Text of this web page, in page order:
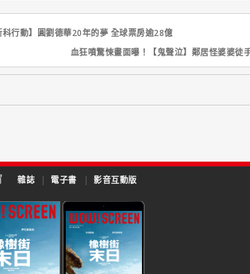
科行動】圓劉德華20年的夢 全球票房逾28億
血狂噴驚悚畫面曝！【鬼聲泣】鄰居怪婆婆徒
雜誌 | 電子書 | 影音互動版